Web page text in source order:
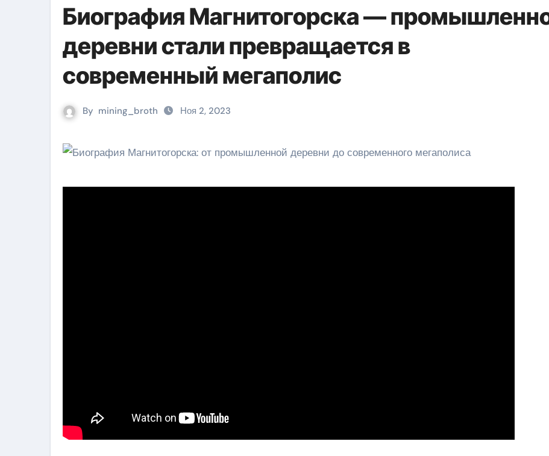
Биография Магнитогорска —
деревни стали превращается в
современный мегаполис
By mining_broth Ноя 2, 2023